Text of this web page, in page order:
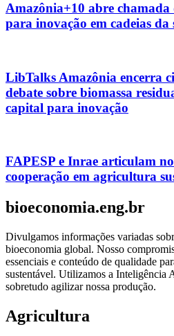
Amazônia+10 abre chamada
para inovação em cadeias da
LibTalks Amazônia encerra
debate sobre biomassa
capital para inovação
FAPESP e Inrae articulam
cooperação em agricultura
bioeconomia.eng.br
Divulgamos informações variadas
bioeconomia global. Nosso
essenciais e conteúdo de qualidade
sustentável. Utilizamos a Inteligência
sobretudo agilizar nossa produção.
Agricultura